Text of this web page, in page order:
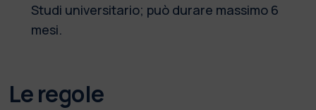
Studi universitario; può durare massimo 6
mesi.
Le regole